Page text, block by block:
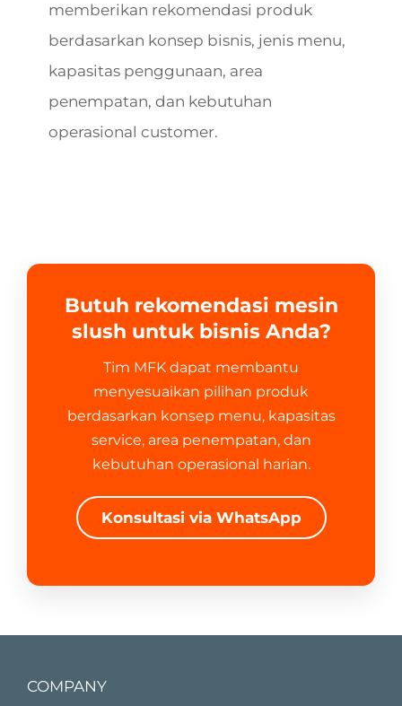
memberikan rekomendasi produk
berdasarkan konsep bisnis, jenis menu,
kapasitas penggunaan, area
penempatan, dan kebutuhan
operasional customer.
Butuh rekomendasi mesin
slush untuk bisnis Anda?
Tim MFK dapat membantu
menyesuaikan pilihan produk
berdasarkan konsep menu, kapasitas
service, area penempatan, dan
kebutuhan operasional harian.
Konsultasi via WhatsApp
COMPANY